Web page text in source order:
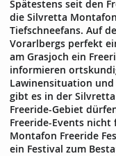
Spätestens seit den
die Silvretta
Tiefschneefans. Auf
Vorarlbergs perfekt
am Grasjoch ein
informieren
Lawinensituation und
gibt es in der
Freeride-Gebiet
Freeride-Events nicht
Montafon Freeride
ein Festival zum